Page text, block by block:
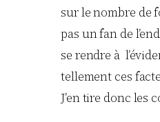
sur le nombre de
pas un fan de
se rendre à
tellement ces
J’en tire donc les